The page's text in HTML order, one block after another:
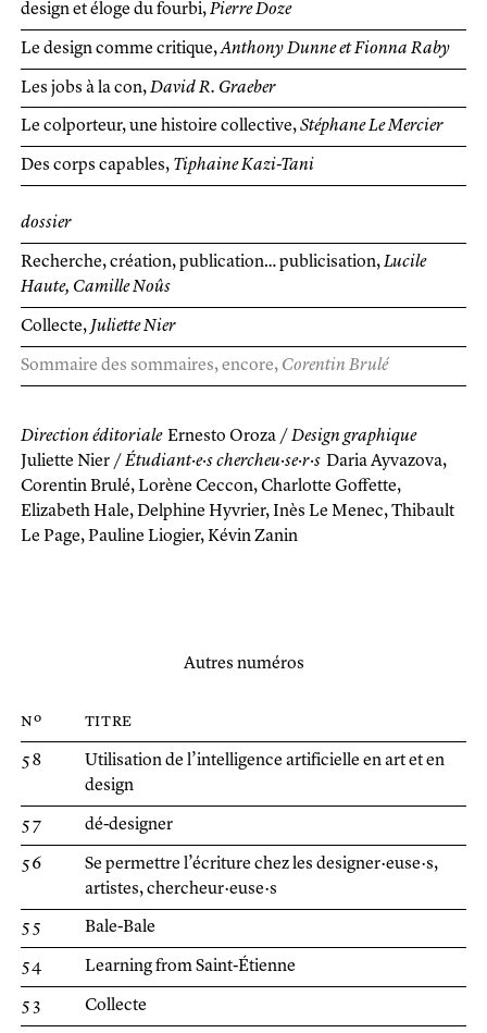
design et éloge du fourbi Pierre Doze
Le design comme critique Anthony Dunne et Fionna Raby
Les jobs à la con David R. Graeber
Le colporteur, une histoire collective Stéphane Le Mercier
Des corps capables Tiphaine Kazi-Tani
dossier
Recherche, création, publication… publicisation Lucile
Haute, Camille Noûs
Collecte Juliette Nier
Sommaire des sommaires, encore Corentin Brulé
Direction éditoriale Ernesto Oroza /Design graphique
Juliette Nier / Étudiant·e·s chercheu·se·r·s Daria Ayvazova,
Corentin Brulé, Lorène Ceccon, Charlotte Goffette,
Elizabeth Hale, Delphine Hyvrier, Inès Le Menec, Thibault
Le Page, Pauline Liogier, Kévin Zanin
Autres numéros
nº titre
58
Utilisation de l’intelligence artificielle en art et en
design
57 dé-designer
56
Se permettre l’écriture chez les designer·euse·s,
artistes, chercheur·euse·s
55 Bale-Bale
54 Learning from Saint-Étienne
53 Collecte